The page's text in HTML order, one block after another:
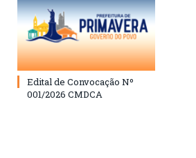
Edital de Convocação Nº
001/2026 CMDCA